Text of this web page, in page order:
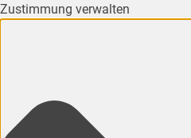
Zustimmung verwalten